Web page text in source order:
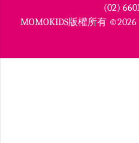
(02)
MOMOKIDS版權所有 ©2026